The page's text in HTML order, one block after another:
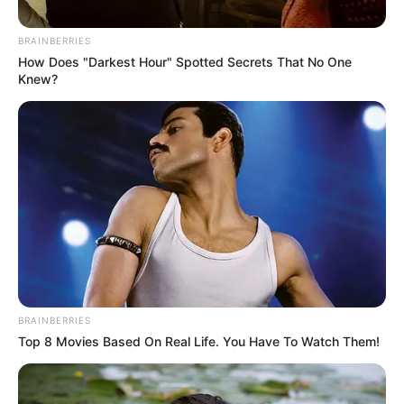
ΙΣΤΟΡΙΑ
ΠΑΛΑΜΗΔΗΣ – Ο ΑΔΙΚΗΜΕΝΟΣ ΗΡΩΑΣ
ΤΟΥ ΤΡΩΙΚΟΥ ΠΟΛΕΜΟΥ
ΠΑΛΑΜΗΔΗΣ – Ο ΑΔΙΚΗΜΕΝΟΣ ΗΡΩΑΣ ΤΟΥ ΤΡΩΙΚΟΥ
ΠΟΛΕΜΟΥ… ΔΕΝ ΣΑΣ ΚΡΥΒΩ ΟΤΙ ΤΗΝ ΙΣΤΟΡΙΑ ΤΟΥ
ΠΑΛΑΜΗΔΗ ΤΗ ΘΕΩΡΩ ΠΟΛΥ ΣΚΟΤΕΙΝΗ ΚΑΙ ΜΟΥ
ΔΗΜΙΟΥΡΓΕΙ ΠΟΛΛΑ ΚΑΙ...
BRAINBERRIES
How Does "Darkest Hour" Spotted Secrets That No One
Knew?
BRAINBERRIES
Top 8 Movies Based On Real Life. You Have To Watch Them!